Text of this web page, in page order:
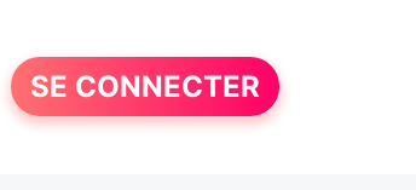
SE CONNECTER